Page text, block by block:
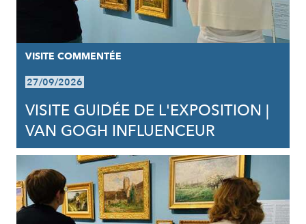
VISITE COMMENTÉE
27/09/2026
VISITE GUIDÉE DE L'EXPOSITION |
VAN GOGH INFLUENCEUR